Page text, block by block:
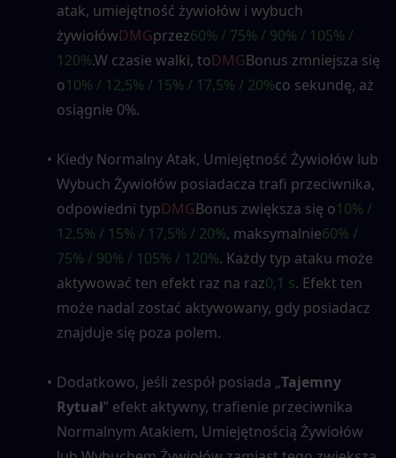
atak, umiejętność żywiołów i wybuch
żywiołówDMGprzez60% / 75% / 90% / 105% /
120%.W czasie walki, toDMGBonus zmniejsza się
o10% / 12,5% / 15% / 17,5% / 20%co sekundę, aż
osiągnie 0%.
Kiedy Normalny Atak, Umiejętność Żywiołów lub
Wybuch Żywiołów posiadacza trafi przeciwnika,
odpowiedni typDMGBonus zwiększa się o10% /
12,5% / 15% / 17,5% / 20%, maksymalnie60% /
75% / 90% / 105% / 120%. Każdy typ ataku może
aktywować ten efekt raz na raz0,1 s. Efekt ten
może nadal zostać aktywowany, gdy posiadacz
znajduje się poza polem.
Dodatkowo, jeśli zespół posiada „Tajemny
Rytuał” efekt aktywny, trafienie przeciwnika
Normalnym Atakiem, Umiejętnością Żywiołów